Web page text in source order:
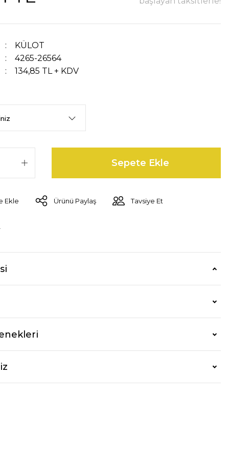
KÜLOT
4265-26564
134,85 TL + KDV
Sepete Ekle
Ürünü Paylaş Tavsiye Et